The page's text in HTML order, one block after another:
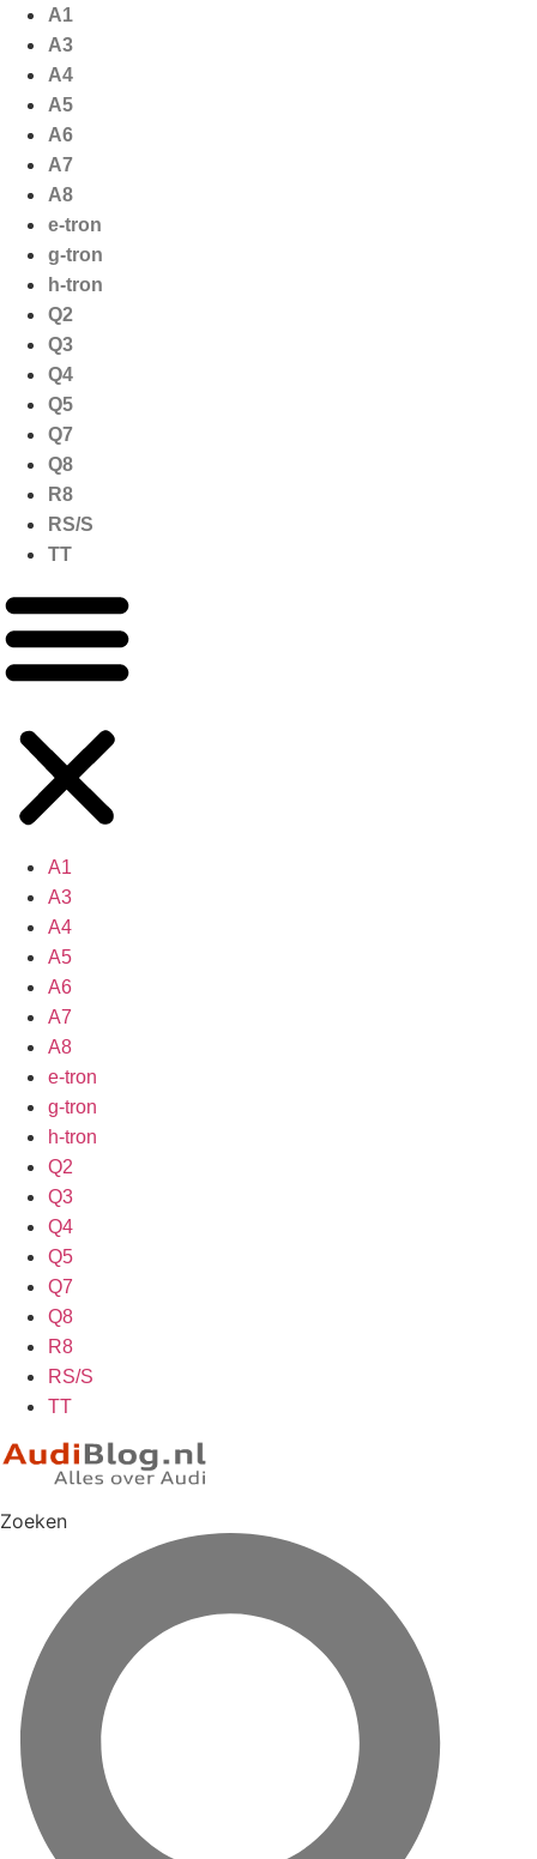
naar
inhoud
A1
A3
A4
A5
A6
A7
A8
e-tron
g-tron
h-tron
Q2
Q3
Q4
Q5
Q7
Q8
R8
RS/S
TT
A1
A3
A4
A5
A6
A7
A8
e-tron
g-tron
h-tron
Q2
Q3
Q4
Q5
Q7
Q8
R8
RS/S
TT
Zoeken